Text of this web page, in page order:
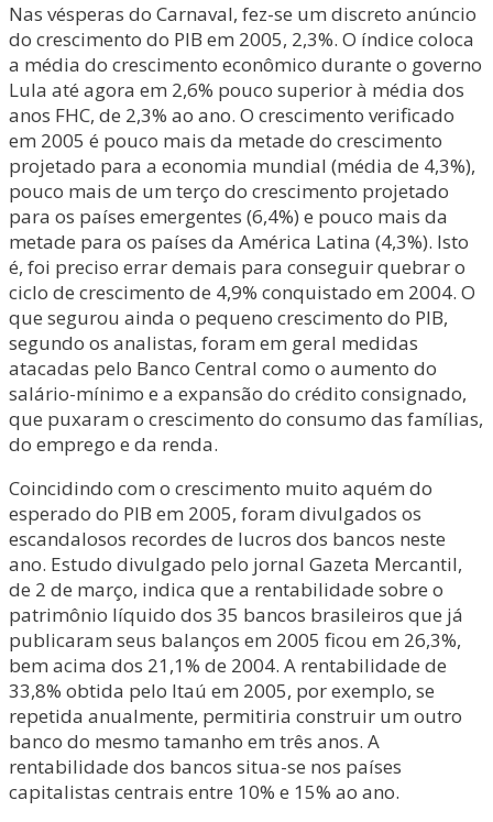
Nas vésperas do Carnaval, fez-se um discreto anúncio
do crescimento do PIB em 2005, 2,3%. O índice coloca
a média do crescimento econômico durante o governo
Lula até agora em 2,6% pouco superior à média dos
anos FHC, de 2,3% ao ano. O crescimento verificado
em 2005 é pouco mais da metade do crescimento
projetado para a economia mundial (média de 4,3%),
pouco mais de um terço do crescimento projetado
para os países emergentes (6,4%) e pouco mais da
metade para os países da América Latina (4,3%). Isto
é, foi preciso errar demais para conseguir quebrar o
ciclo de crescimento de 4,9% conquistado em 2004. O
que segurou ainda o pequeno crescimento do PIB,
segundo os analistas, foram em geral medidas
atacadas pelo Banco Central como o aumento do
salário-mínimo e a expansão do crédito consignado,
que puxaram o crescimento do consumo das famílias,
do emprego e da renda.
Coincidindo com o crescimento muito aquém do
esperado do PIB em 2005, foram divulgados os
escandalosos recordes de lucros dos bancos neste
ano. Estudo divulgado pelo jornal Gazeta Mercantil,
de 2 de março, indica que a rentabilidade sobre o
patrimônio líquido dos 35 bancos brasileiros que já
publicaram seus balanços em 2005 ficou em 26,3%,
bem acima dos 21,1% de 2004. A rentabilidade de
33,8% obtida pelo Itaú em 2005, por exemplo, se
repetida anualmente, permitiria construir um outro
banco do mesmo tamanho em três anos. A
rentabilidade dos bancos situa-se nos países
capitalistas centrais entre 10% e 15% ao ano.